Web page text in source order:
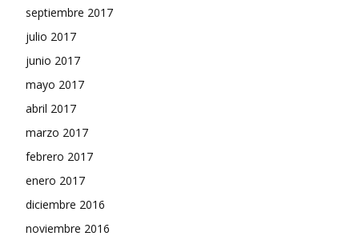
septiembre 2017
julio 2017
junio 2017
mayo 2017
abril 2017
marzo 2017
febrero 2017
enero 2017
diciembre 2016
noviembre 2016